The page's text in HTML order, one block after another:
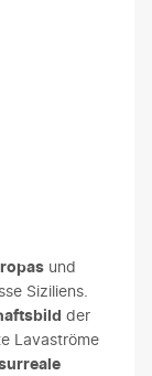
und
Siziliens.
der
Lavaströme